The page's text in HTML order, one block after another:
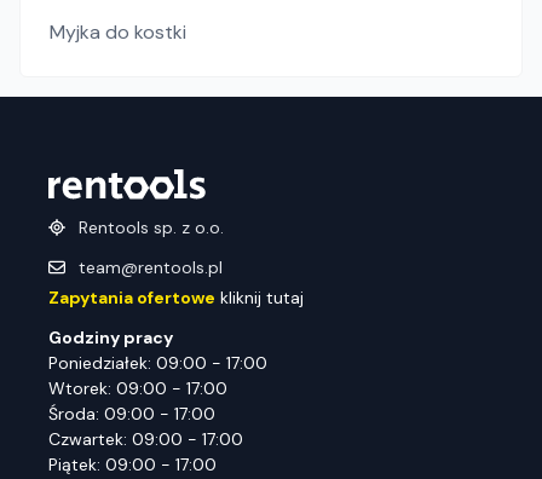
Myjka do kostki
Rentools sp. z o.o.
team@rentools.pl
Zapytania ofertowe kliknij tutaj
Godziny pracy
Poniedziałek: 09:00 - 17:00
Wtorek: 09:00 - 17:00
Środa: 09:00 - 17:00
Czwartek: 09:00 - 17:00
Piątek: 09:00 - 17:00